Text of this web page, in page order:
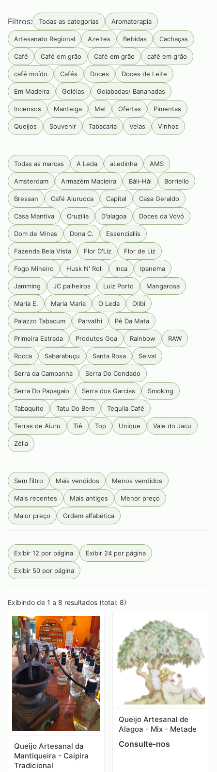
Filtros: Todas as categorias Aromaterapia
Artesanato Regional Azeites Bebidas Cachaças
Café Café em grão Café em grão café em grão
café moído Cafés Doces Doces de Leite
Em Madeira Geléias Goiabadas/ Bananadas
Incensos Manteiga Mel Ofertas Pimentas
Queijos Souvenir Tabacaria Velas Vinhos
Todas as marcas A Leda aLedinha AMS
Amsterdam Armazém Macieira Bàli-Hài Borriello
Bressan Café Aiuruoca Capital Casa Geraldo
Casa Mantiva Cruzilia D'alagoa Doces da Vovó
Dom de Minas Dona C. Essenciallis
Fazenda Bela Vista Flor D'Liz Flor de Liz
Fogo Mineiro Husk N' Roll Inca Ipanema
Jamming JC palheiros Luiz Porto Mangarosa
Maria E. Maria Maria O Leda Olibi
Palazzo Tabacum Parvathi Pé Da Mata
Primeira Estrada Produtos Goa Rainbow RAW
Rocca Sabarabuçu Santa Rosa Seival
Serra da Campanha Serra Do Condado
Serra Do Papagaio Serra dos Garcias Smoking
Tabaquito Tatu Do Bem Tequila Café
Terras de Aiuru Tiê Top Unique Vale do Jacu
Zélia
Sem filtro Mais vendidos Menos vendidos
Mais recentes Mais antigos Menor preço
Maior preço Ordem alfabética
Exibir 12 por página Exibir 24 por página
Exibir 50 por página
Exibindo de 1 a 8 resultados (total: 8)
Queijo Artesanal da
Mantiqueira - Caipira
Tradicional
Queijo Artesanal de
Alagoa - Mix - Metade
Consulte-nos